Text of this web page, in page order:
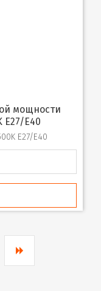
E27/E40
E27/E40